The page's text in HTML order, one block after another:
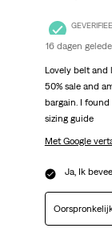
16 dagen
Lovely belt and
50% sale and
bargain. I
sizing guide
Met Google
Ja, Ik